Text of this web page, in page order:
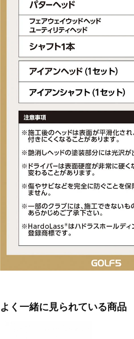
■生産国：アメリカ合衆国
■メーカー型番：6665585881, 6665585898
よく一緒に見られている商品